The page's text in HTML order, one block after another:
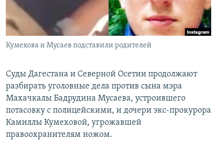
СОЦИАЛЬНЫЕ СЕТИ
Все сайты РСЕ/РС
Кумехова и Мусаев подставили родителей
Суды Дагестана и Северной Осетии продолжают
разбирать уголовные дела против сына мэра
Махачкалы Бадрудина Мусаева, устроившего
потасовку с полицейскими, и дочери экс-прокурора
Камиллы Кумеховой, угрожавшей
правоохранителям ножом.